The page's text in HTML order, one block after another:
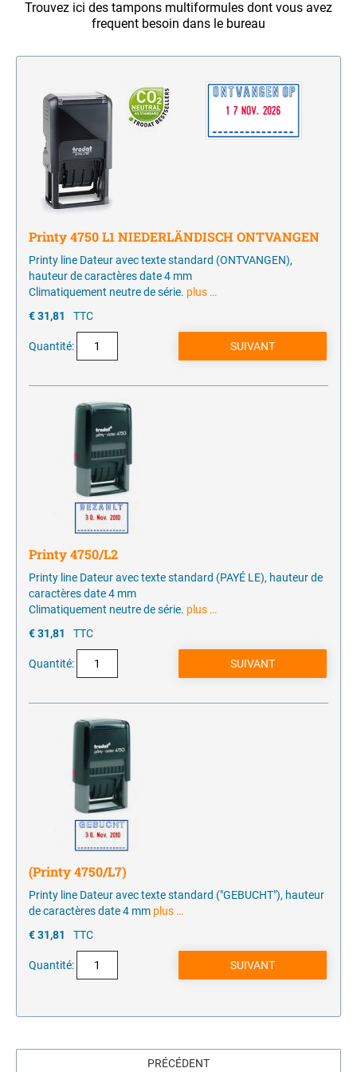
Monochrome
TAMPONS MULTIFORMULES
NUMÉROTEURS
encreurs
Encres pour tampons et porte timbres
JE MARQUE MES P'TITES AFFAIRES
Trouvez ici des tampons multiformules dont vous avez
frequent besoin dans le bureau
Printy 4750 L1 NIEDERLÄNDISCH ONTVANGEN
Printy line Dateur avec texte standard (ONTVANGEN),
hauteur de caractères date 4 mm
Climatiquement neutre de série. plus …
€ 31,81
TTC
Quantité:
Printy 4750/L2
Printy line Dateur avec texte standard (PAYÉ LE), hauteur de
caractères date 4 mm
Climatiquement neutre de série. plus …
€ 31,81
TTC
Quantité:
(Printy 4750/L7)
Printy line Dateur avec texte standard ("GEBUCHT"), hauteur
de caractères date 4 mm plus …
€ 31,81
TTC
Quantité:
PRÉCÉDENT